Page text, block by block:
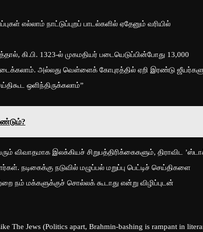
எல்லாம் நாட்டுப்புறப் பாடல்களில் ஏதேனும் வரியில்
கி.பி. 1323-ல் முகமதியர் படையெடுப்பின்போது 13,000
அல்லது வெள்ளைக் கோபுரத்தில் ஏறி இரண்டு
ஒளிந்திருக்கலாம்”
விவாதமாக இலக்கியச் சிறுபத்திரிக்கைகளும், திராவிட
நடிகைக்கு நடுவில் மழுப்பல் மறுப்பு பெட்டிச் செய்திகளை
மக்களுக்குச் சொல்லக் கூடாது என்று விழிப்புடன்
Jews (Politics apart, Brahmin-bashing is rampant in